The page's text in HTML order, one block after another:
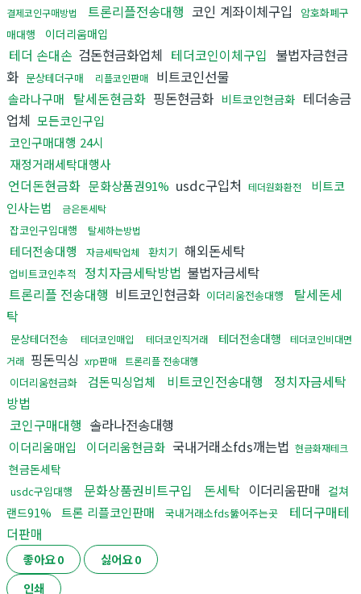
결제코인구매방법
트론리플전송대행 코인 계좌이체구입
암호화폐구
매대행
이더리움매입
테더 손대손 검돈현금화업체 테더코인이체구입 불법자금현금
화 문상테더구매 리플코인판매 비트코인선물
솔라나구매 탈세돈현금화 핑돈현금화 비트코인현금화 테더송금
업체 모든코인구입
코인구매대행 24시
재정거래세탁대행사
언더돈현금화 문화상품권91% usdc구입처 테더원화환전
비트코
인사는법
금은돈세탁
잡코인구입대행 탈세하는방법
테더전송대행 자금세탁업체 환치기 해외돈세탁
업비트코인추적 정치자금세탁방법 불법자금세탁
트론리플 전송대행 비트코인현금화 이더리움전송대행
탈세돈세
탁
문상테더전송 테더코인매입 테더코인직거래 테더전송대행
테더코인비대면
거래 핑돈믹싱 xrp판매 트론리플 전송대행
이더리움현금화 검돈믹싱업체 비트코인전송대행
정치자금세탁
방법
코인구매대행 솔라나전송대행
이더리움매입 이더리움현금화 국내거래소fds깨는법 현금화재테크
현금돈세탁
usdc구입대행 문화상품권비트구입 돈세탁 이더리움판매 컬쳐
랜드91%
트론 리플코인판매 국내거래소fds뚫어주는곳
테더구매테
더판매
좋아요0 싫어요0
인쇄